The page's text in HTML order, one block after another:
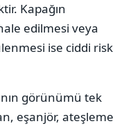
Kapağın
edilmesi veya
ise ciddi risk
görünümü tek
eşanjör, ateşleme